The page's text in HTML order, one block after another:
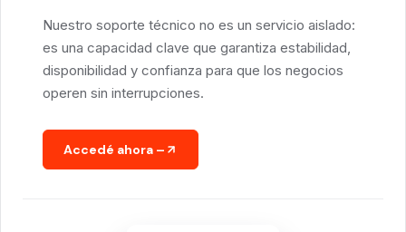
Nuestro soporte técnico no es un servicio aislado:
es una capacidad clave que garantiza estabilidad,
disponibilidad y confianza para que los negocios
operen sin interrupciones.
Accedé ahora –